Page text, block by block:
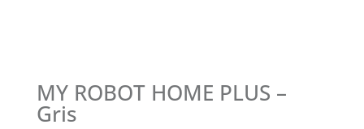
MY ROBOT HOME PLUS –
Gris